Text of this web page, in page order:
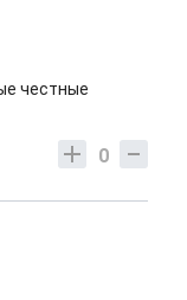
честные
0